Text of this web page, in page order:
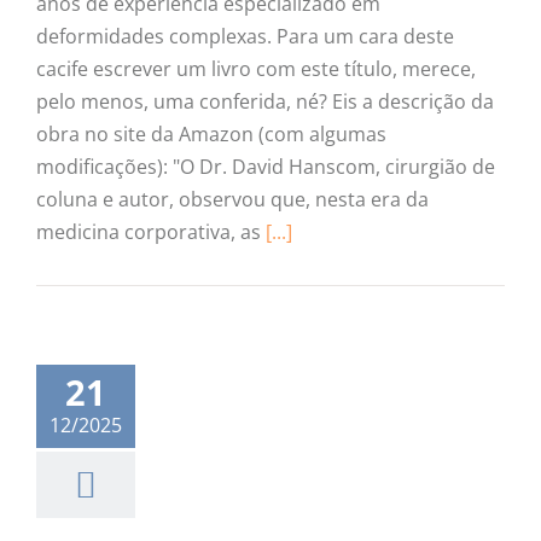
deformidades complexas. Para um cara deste
cacife escrever um livro com este título, merece,
pelo menos, uma conferida, né? Eis a descrição da
obra no site da Amazon (com algumas
modificações): "O Dr. David Hanscom, cirurgião de
coluna e autor, observou que, nesta era da
medicina corporativa, as [...]
21
12/2025